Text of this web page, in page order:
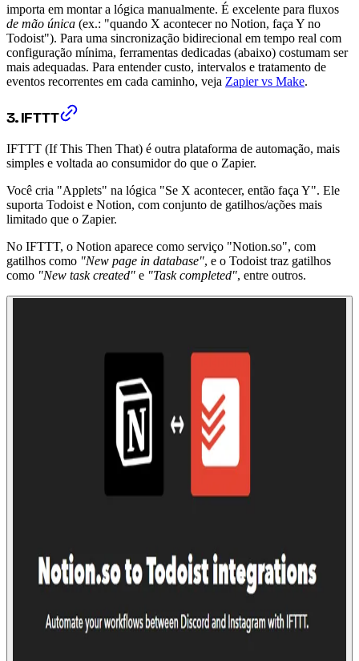
importa em montar a lógica manualmente. É excelente para fluxos
de mão única (ex.: "quando X acontecer no Notion, faça Y no
Todoist"). Para uma sincronização bidirecional em tempo real com
configuração mínima, ferramentas dedicadas (abaixo) costumam ser
mais adequadas. Para entender custo, intervalos e tratamento de
eventos recorrentes em cada caminho, veja Zapier vs Make.
3. IFTTT
IFTTT (If This Then That) é outra plataforma de automação, mais
simples e voltada ao consumidor do que o Zapier.
Você cria "Applets" na lógica "Se X acontecer, então faça Y". Ele
suporta Todoist e Notion, com conjunto de gatilhos/ações mais
limitado que o Zapier.
No IFTTT, o Notion aparece como serviço "Notion.so", com
gatilhos como "New page in database", e o Todoist traz gatilhos
como "New task created" e "Task completed", entre outros.